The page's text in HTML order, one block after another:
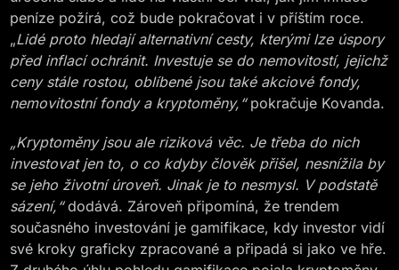
peníze požírá, což bude pokračovat i v příštím roce.
„Lidé proto hledají alternativní cesty, kterými lze úspory
před inflací ochránit. Investuje se do nemovitostí, jejichž
ceny stále rostou, oblíbené jsou také akciové fondy,
nemovitostní fondy a kryptoměny,“pokračuje Kovanda.
„Kryptoměny jsou ale riziková věc. Je třeba do nich
investovat jen to, o co kdyby člověk přišel, nesnížila by
se jeho životní úroveň. Jinak je to nesmysl. V podstatě
sázení,“dodává. Zároveň připomíná, že trendem
současného investování je gamifikace, kdy investor vidí
své kroky graficky zpracované a připadá si jako ve hře.